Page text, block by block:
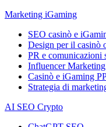
Marketing iGaming
SEO casinò e
Design per il casinò
PR e comunicazioni
Influencer
Casinò e iGaming
Strategia di
AI SEO Crypto